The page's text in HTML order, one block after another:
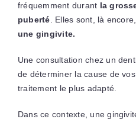
fréquemment durant la
puberté . Elles sont, là
une gingivite.
Une consultation chez un
de déterminer la cause de
traitement le plus adapté.
Dans ce contexte, une